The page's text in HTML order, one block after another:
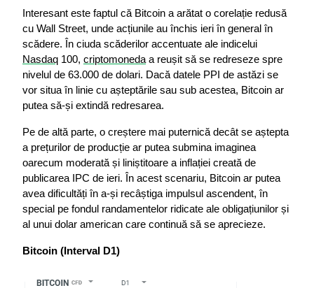
Interesant este faptul că Bitcoin a arătat o corelație redusă
cu Wall Street, unde acțiunile au închis ieri în general în
Nasdaq 100, criptomoneda a reușit să se redreseze spre
nivelul de 63.000 de dolari. Dacă datele PPI de astăzi se
vor situa în linie cu așteptările sau sub acestea, Bitcoin ar
putea să-și extindă redresarea.
Pe de altă parte, o creștere mai puternică decât se aștepta
a prețurilor de producție ar putea submina imaginea
oarecum moderată și liniștitoare a inflației creată de
publicarea IPC de ieri. În acest scenariu, Bitcoin ar putea
avea dificultăți în a-și recâștiga impulsul ascendent, în
special pe fondul randamentelor ridicate ale obligațiunilor și
al unui dolar american care continuă să se aprecieze.
Bitcoin (Interval D1)